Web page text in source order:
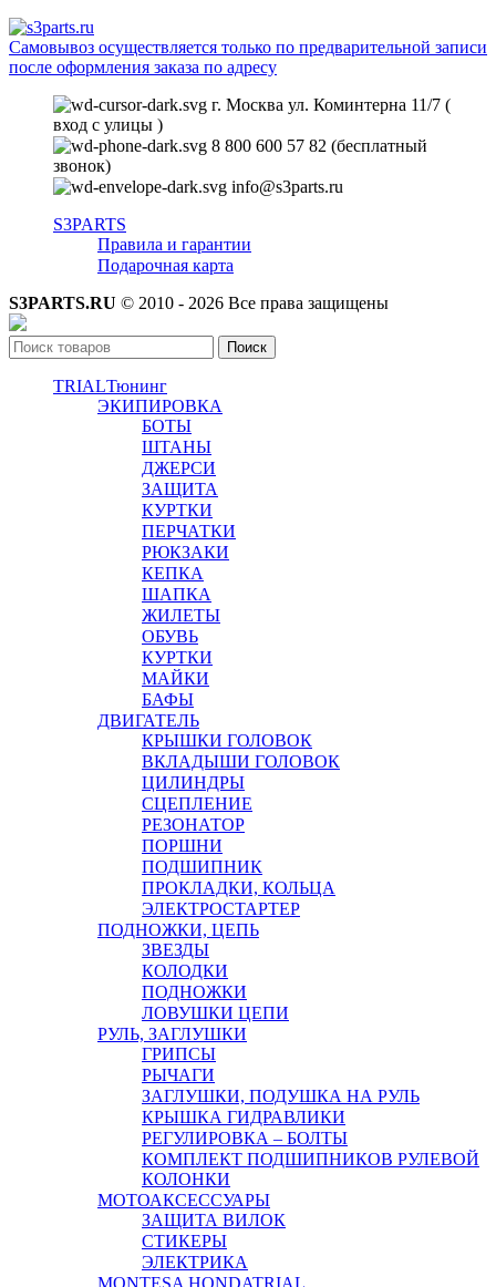
Самовывоз осуществляется только по предварительной записи
после оформления заказа по адресу
г. Москва ул. Коминтерна 11/7 (
вход с улицы )
8 800 600 57 82 (бесплатный
звонок)
info@s3parts.ru
S3PARTS
Правила и гарантии
Подарочная карта
S3PARTS.RU © 2010 - 2026 Все права защищены
Поиск
TRIALТюнинг
ЭКИПИРОВКА
БОТЫ
ШТАНЫ
ДЖЕРСИ
ЗАЩИТА
КУРТКИ
ПЕРЧАТКИ
РЮКЗАКИ
КЕПКА
ШАПКА
ЖИЛЕТЫ
ОБУВЬ
КУРТКИ
МАЙКИ
БАФЫ
ДВИГАТЕЛЬ
КРЫШКИ ГОЛОВОК
ВКЛАДЫШИ ГОЛОВОК
ЦИЛИНДРЫ
СЦЕПЛЕНИЕ
РЕЗОНАТОР
ПОРШНИ
ПОДШИПНИК
ПРОКЛАДКИ, КОЛЬЦА
ЭЛЕКТРОСТАРТЕР
ПОДНОЖКИ, ЦЕПЬ
ЗВЕЗДЫ
КОЛОДКИ
ПОДНОЖКИ
ЛОВУШКИ ЦЕПИ
РУЛЬ, ЗАГЛУШКИ
ГРИПСЫ
РЫЧАГИ
ЗАГЛУШКИ, ПОДУШКА НА РУЛЬ
КРЫШКА ГИДРАВЛИКИ
РЕГУЛИРОВКА – БОЛТЫ
КОМПЛЕКТ ПОДШИПНИКОВ РУЛЕВОЙ
КОЛОНКИ
МОТОАКСЕССУАРЫ
ЗАЩИТА ВИЛОК
СТИКЕРЫ
ЭЛЕКТРИКА
MONTESA HONDATRIAL